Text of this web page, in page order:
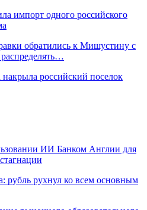
импорт одного российского
обратились к Мишустину с
накрыла российский поселок
ИИ Банком Англии для
рубль рухнул ко всем основным